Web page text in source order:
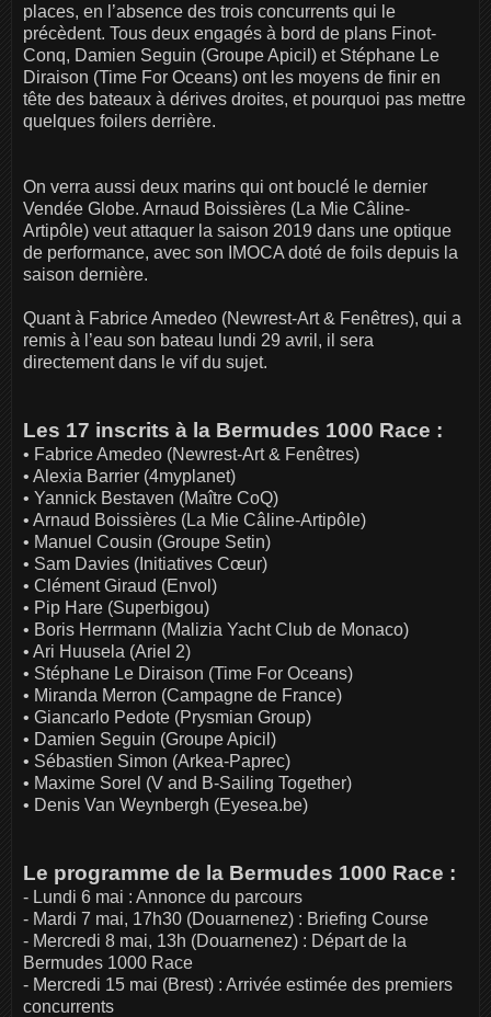
places, en l’absence des trois concurrents qui le
précèdent. Tous deux engagés à bord de plans Finot-
Conq, Damien Seguin (Groupe Apicil) et Stéphane Le
Diraison (Time For Oceans) ont les moyens de finir en
tête des bateaux à dérives droites, et pourquoi pas mettre
quelques foilers derrière.
On verra aussi deux marins qui ont bouclé le dernier
Vendée Globe. Arnaud Boissières (La Mie Câline-
Artipôle) veut attaquer la saison 2019 dans une optique
de performance, avec son IMOCA doté de foils depuis la
saison dernière.
Quant à Fabrice Amedeo (Newrest-Art & Fenêtres), qui a
remis à l’eau son bateau lundi 29 avril, il sera
directement dans le vif du sujet.
Les 17 inscrits à la Bermudes 1000 Race :
• Fabrice Amedeo (Newrest-Art & Fenêtres)
• Alexia Barrier (4myplanet)
• Yannick Bestaven (Maître CoQ)
• Arnaud Boissières (La Mie Câline-Artipôle)
• Manuel Cousin (Groupe Setin)
• Sam Davies (Initiatives Cœur)
• Clément Giraud (Envol)
• Pip Hare (Superbigou)
• Boris Herrmann (Malizia Yacht Club de Monaco)
• Ari Huusela (Ariel 2)
• Stéphane Le Diraison (Time For Oceans)
• Miranda Merron (Campagne de France)
• Giancarlo Pedote (Prysmian Group)
• Damien Seguin (Groupe Apicil)
• Sébastien Simon (Arkea-Paprec)
• Maxime Sorel (V and B-Sailing Together)
• Denis Van Weynbergh (Eyesea.be)
Le programme de la Bermudes 1000 Race :
- Lundi 6 mai : Annonce du parcours
- Mardi 7 mai, 17h30 (Douarnenez) : Briefing Course
- Mercredi 8 mai, 13h (Douarnenez) : Départ de la
Bermudes 1000 Race
- Mercredi 15 mai (Brest) : Arrivée estimée des premiers
concurrents